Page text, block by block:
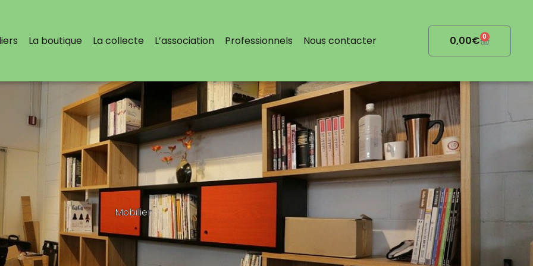
La boutique La collecte L’association Professionnels Nous contacter 0,00€ 0
Cart
Mobilier